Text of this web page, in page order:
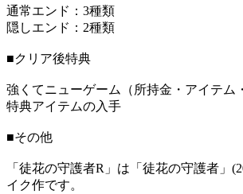
通常エンド：3種類
隠しエンド：2種類
■クリア後特典
強くてニューゲーム（所持金・アイテム
特典アイテムの入手
■その他
「徒花の守護者R」は「徒花の守護者」
イク作です。